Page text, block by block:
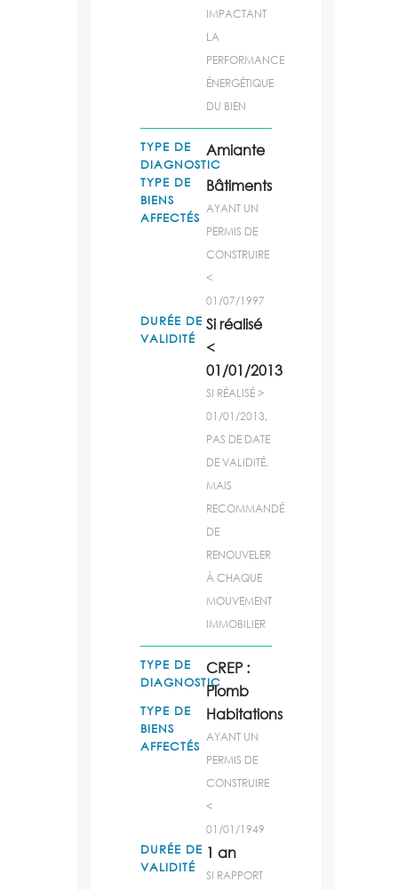
IMPACTANT
LA
PERFORMANCE
ÉNERGÉTIQUE
DU BIEN
TYPE DE
DIAGNOSTIC
Amiante
TYPE DE
BIENS
AFFECTÉS
Bâtiments
AYANT UN
PERMIS DE
CONSTRUIRE
<
01/07/1997
DURÉE DE
VALIDITÉ
Si réalisé
<
01/01/2013
SI RÉALISÉ >
01/01/2013,
PAS DE DATE
DE VALIDITÉ,
MAIS
RECOMMANDÉ
DE
RENOUVELER
À CHAQUE
MOUVEMENT
IMMOBILIER
TYPE DE
DIAGNOSTIC
CREP :
Plomb
TYPE DE
BIENS
AFFECTÉS
Habitations
AYANT UN
PERMIS DE
CONSTRUIRE
<
01/01/1949
DURÉE DE
VALIDITÉ
1 an
SI RAPPORT